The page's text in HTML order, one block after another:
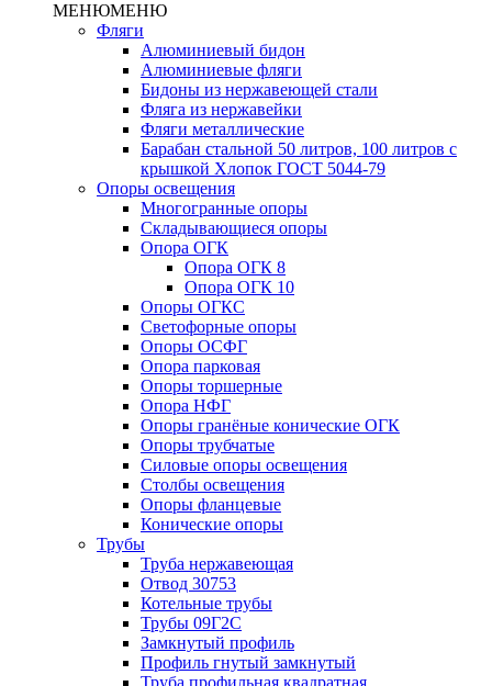
МЕНЮМЕНЮ
Фляги
Алюминиевый бидон
Алюминиевые фляги
Бидоны из нержавеющей стали
Фляга из нержавейки
Фляги металлические
Барабан стальной 50 литров, 100 литров с
крышкой Хлопок ГОСТ 5044-79
Опоры освещения
Многогранные опоры
Складывающиеся опоры
Опора ОГК
Опора ОГК 8
Опора ОГК 10
Опоры ОГКС
Светофорные опоры
Опоры ОСФГ
Опора парковая
Опоры торшерные
Опора НФГ
Опоры гранёные конические ОГК
Опоры трубчатые
Силовые опоры освещения
Столбы освещения
Опоры фланцевые
Конические опоры
Трубы
Труба нержавеющая
Отвод 30753
Котельные трубы
Трубы 09Г2С
Замкнутый профиль
Профиль гнутый замкнутый
Труба профильная квадратная